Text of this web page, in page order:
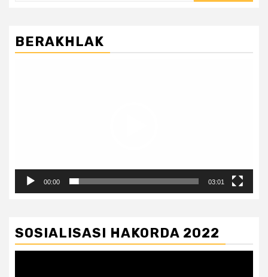
BERAKHLAK
00:00 03:01
SOSIALISASI HAKORDA 2022